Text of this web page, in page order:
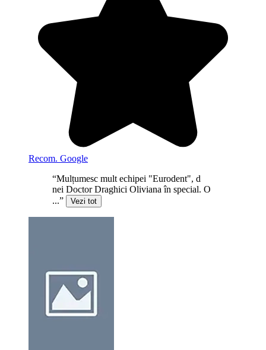
Recom. Google
“Mulțumesc mult echipei "Eurodent", d
nei Doctor Draghici Oliviana în special. O
...”
Vezi tot